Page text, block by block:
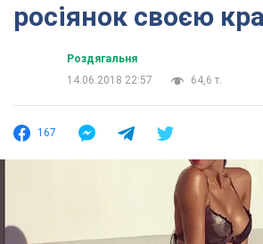
росіянок своєю
Роздягальня
14.06.2018 22:57
64,6 т.
167